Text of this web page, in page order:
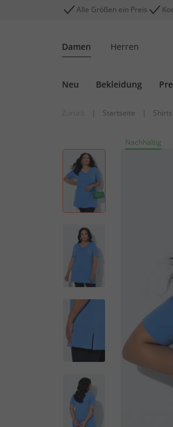
Alle Größen ein Preis
Damen Herren
Neu Bekleidung
| Startseite | Shirts
Nachhaltig